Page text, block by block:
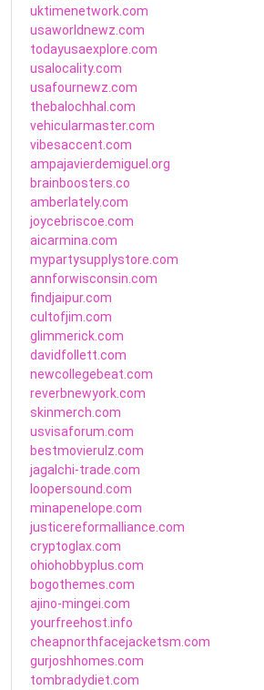
uktimenetwork.com
usaworldnewz.com
todayusaexplore.com
usalocality.com
usafournewz.com
thebalochhal.com
vehicularmaster.com
vibesaccent.com
ampajavierdemiguel.org
brainboosters.co
amberlately.com
joycebriscoe.com
aicarmina.com
mypartysupplystore.com
annforwisconsin.com
findjaipur.com
cultofjim.com
glimmerick.com
davidfollett.com
newcollegebeat.com
reverbnewyork.com
skinmerch.com
usvisaforum.com
bestmovierulz.com
jagalchi-trade.com
loopersound.com
minapenelope.com
justicereformalliance.com
cryptoglax.com
ohiohobbyplus.com
bogothemes.com
ajino-mingei.com
yourfreehost.info
cheapnorthfacejacketsm.com
gurjoshhomes.com
tombradydiet.com